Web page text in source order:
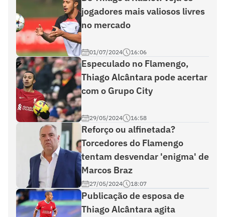
jogadores mais valiosos livres
no mercado
01/07/2024 16:06
Especulado no Flamengo,
Thiago Alcântara pode acertar
com o Grupo City
29/05/2024 16:58
Reforço ou alfinetada?
Torcedores do Flamengo
tentam desvendar 'enigma' de
Marcos Braz
27/05/2024 18:07
Publicação de esposa de
Thiago Alcântara agita